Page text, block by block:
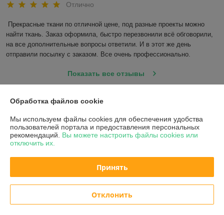
Отлично
Прекрасные ткани по отличной цене, под разные проекты можно
найти ткань. Заказ оформила, быстро перезвонили всё обговорили,
на все дополнительные вопросы ответили. И в этот же день
отправили посылку с заказом. Все очень профессионально.
Показать все отзывы
О нас
Контакты
График работы
Обработка файлов cookie
Мы используем файлы cookies для обеспечения удобства
пользователей портала и предоставления персональных
рекомендаций. Вы можете настроить файлы cookies или
отключить их.
Принять
Отклонить